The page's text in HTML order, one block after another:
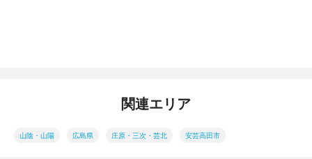
関連エリア
山陰・山陽 広島県 庄原・三次・芸北 安芸高田市